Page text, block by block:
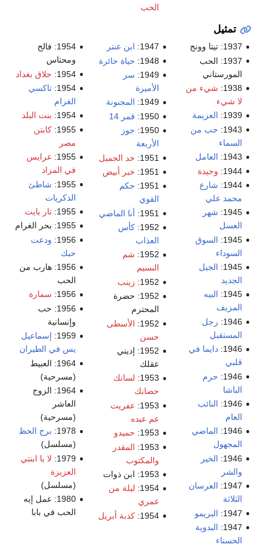
الحب
تمثيل
1937: تيتا وونج
1937: الحب
المورستاني
1938:
شيء من
لا شيء
1939:
العزيمة
1943:
حب من
السماء
1943:
العامل
1944:
وحيدة
1944:
شارع
محمد علي
1945:
شهر
العسل
1945:
السوق
السوداء
1945:
الجيل
الجديد
1945:
البيه
المزيف
1946:
رجل
المستقبل
1946: دايما في
قلبي
1946:
حرم
الباشا
1946:
النائب
العام
1946:
الماضي
المجهول
1946:
الخير
والشر
1947:
العرسان
الثلاثة
1947:
البريمو
1947:
البدوية
الحسناء
1947:
ابن عنتر
1948:
حياة حائرة
1949:
سر
الأميرة
1949:
المجنونة
1950:
قمر 14
1950:
جوز
الأربعة
1951:
خد الجميل
1951:
خبر أبيض
1951:
حكم
القوي
1951:
أنا الماضي
1952: كأس
العذاب
1952:
شم
النسيم
1952:
زينب
1952: حضرة
المحترم
1952:
الأسطى
حسن
1952: إديني
عقلك
1953:
لسانك
حصانك
1953:
عفريت
عم عبده
1953:
حميدو
1953:
المقدر
والمكتوب
1953: ابن ذوات
1954:
ليلة من
عمري
1954: كدبة أبريل
1954: فالح
ومحتاس
1954:
حلاق بغداد
1954: تاكسي
الغرام
1954:
بنت البلد
1955: كابتن
مصر
1955:
عرايس
في المزاد
1955:
شاطئ
الذكريات
1955: تار بايت
1955: بحر الغرام
1956:
ودعت
حبك
1956: هارب من
الحب
1956:
سمارة
1956: حب
وإنسانية
1959:
إسماعيل
يس في الطيران
1964: العبيط
(مسرحية)
1964: الزوج
العاشر
(مسرحية)
1978:
برج الحظ
(مسلسل)
1979:
لا يا ابنتي
العزيزة
(مسلسل)
1980: عمل إيه
الحب في بابا